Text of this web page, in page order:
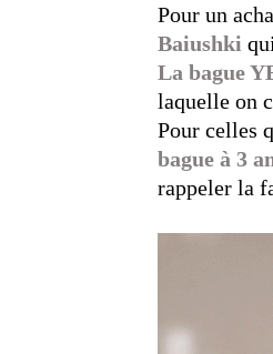
Pour un
Baiushki
La bague
laquelle on
Pour celles
bague à 3
rappeler la